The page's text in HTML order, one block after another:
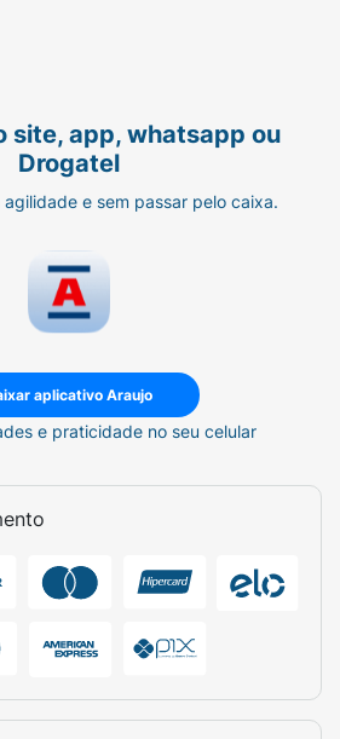
site, app, whatsapp ou
Drogatel
agilidade e sem passar pelo caixa.
aplicativo Araujo
e praticidade no seu celular